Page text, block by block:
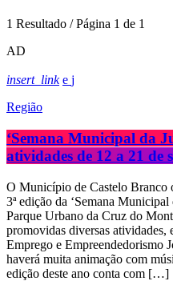
1 Resultado / Página 1 de 1
AD
insert_link
Região
‘Semana Municipal da
atividades de 12 a 21 de
O Município de Castelo Branco
3ª edição da ‘Semana
Parque Urbano da Cruz do
promovidas diversas atividades,
Emprego e Empreendedorismo
haverá muita animação com
edição deste ano conta com […]